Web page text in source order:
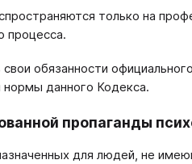
только на
процесса.
обязанности
данного Кодекса.
пропаганды
для людей, не